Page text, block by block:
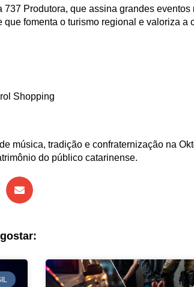
Produtora, que assina grandes eventos
fomenta o turismo regional e valoriza a
Shopping
música, tradição e confraternização na
do público catarinense.